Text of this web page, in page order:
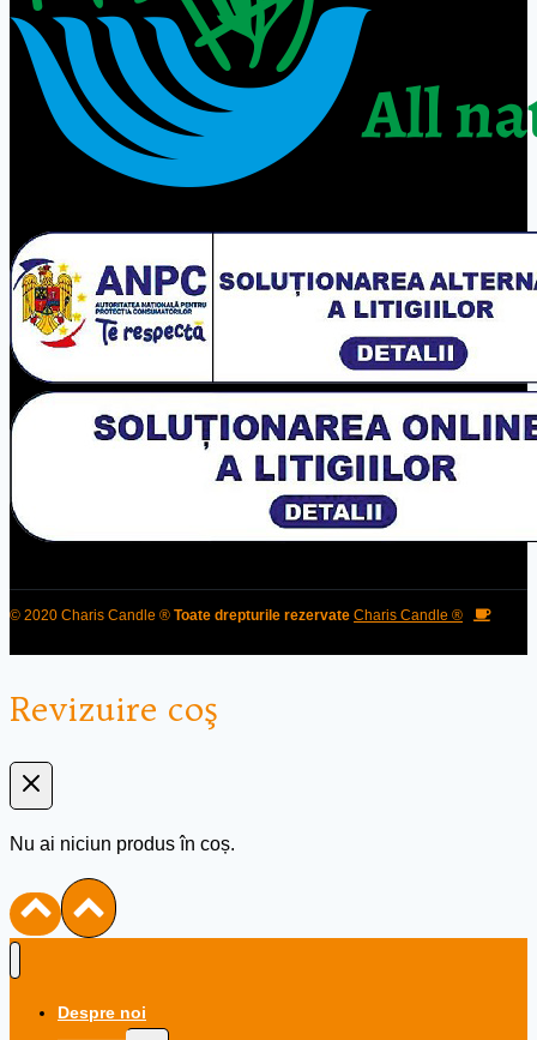
© 2020 Charis Candle ® Toate drepturile rezervate Charis Candle ®
Revizuire coş
Nu ai niciun produs în coș.
Despre noi